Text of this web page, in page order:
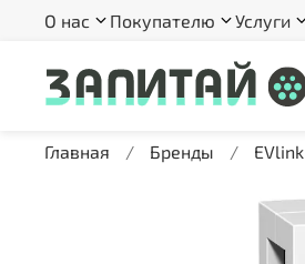
О нас Покупателю Услуги
Главная Бренды EVlink